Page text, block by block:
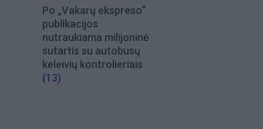
Po „Vakarų ekspreso“
publikacijos
nutraukiama milijoninė
sutartis su autobusų
keleivių kontrolieriais
(13)